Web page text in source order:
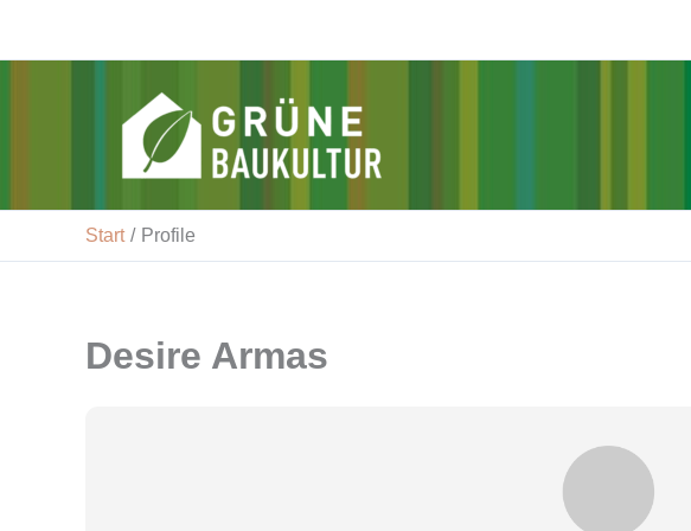
Start Profile
Desire Armas